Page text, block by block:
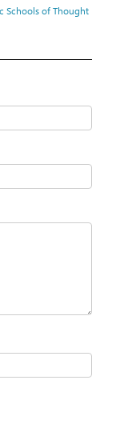
Schools of Thought